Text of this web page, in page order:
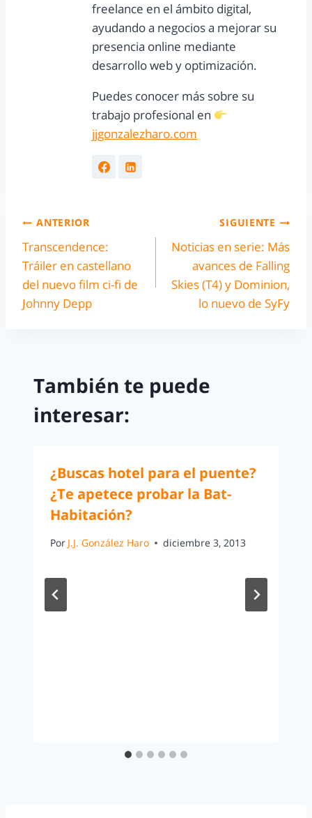
freelance en el ámbito digital,
ayudando a negocios a mejorar su
presencia online mediante
desarrollo web y optimización.
Puedes conocer más sobre su
trabajo profesional en
jjgonzalezharo.com
ANTERIOR
Transcendence:
Tráiler en castellano
del nuevo film ci-fi de
Johnny Depp
SIGUIENTE
Noticias en serie: Más
avances de Falling
Skies (T4) y Dominion,
lo nuevo de SyFy
También te puede
interesar:
¿Buscas hotel para el puente?
¿Te apetece probar la Bat-
Habitación?
Por J.J. González Haro diciembre 3, 2013